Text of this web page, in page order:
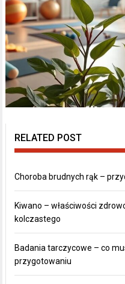
RELATED POST
Choroba brudnych rąk –
Kiwano – właściwości
kolczastego
Badania tarczycowe – co
przygotowaniu